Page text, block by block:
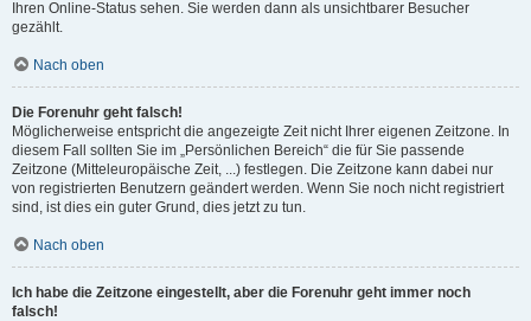
Ihren Online-Status sehen. Sie werden dann als unsichtbarer Besucher
gezählt.
Nach oben
Die Forenuhr geht falsch!
Möglicherweise entspricht die angezeigte Zeit nicht Ihrer eigenen Zeitzone. In
diesem Fall sollten Sie im „Persönlichen Bereich“ die für Sie passende
Zeitzone (Mitteleuropäische Zeit, ...) festlegen. Die Zeitzone kann dabei nur
von registrierten Benutzern geändert werden. Wenn Sie noch nicht registriert
sind, ist dies ein guter Grund, dies jetzt zu tun.
Nach oben
Ich habe die Zeitzone eingestellt, aber die Forenuhr geht immer noch
falsch!